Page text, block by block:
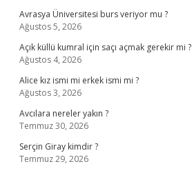
Avrasya Üniversitesi burs veriyor mu ?
Ağustos 5, 2026
Açık küllü kumral için saçı açmak gerekir mi ?
Ağustos 4, 2026
Alice kız ismi mi erkek ismi mi ?
Ağustos 3, 2026
Avcılara nereler yakın ?
Temmuz 30, 2026
Serçin Giray kimdir ?
Temmuz 29, 2026